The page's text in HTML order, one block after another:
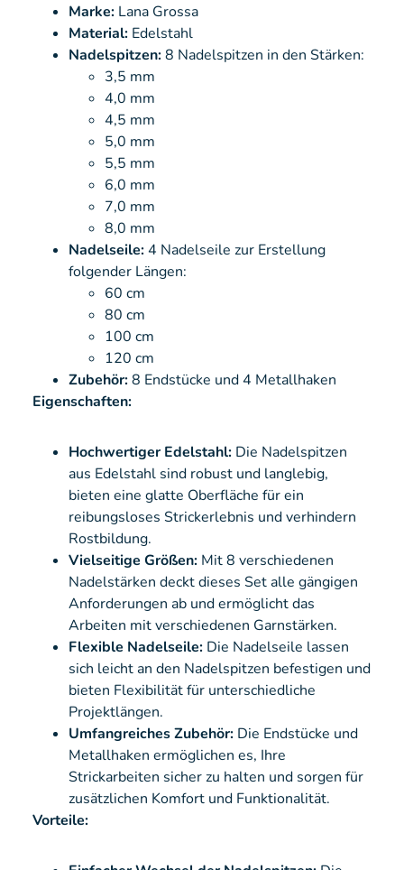
Marke: Lana Grossa
Material: Edelstahl
Nadelspitzen:8 Nadelspitzen in den Stärken:
3,5 mm
4,0 mm
4,5 mm
5,0 mm
5,5 mm
6,0 mm
7,0 mm
8,0 mm
Nadelseile:4 Nadelseile zur Erstellung
folgender Längen:
60 cm
80 cm
100 cm
120 cm
Zubehör:8 Endstücke und 4 Metallhaken
Eigenschaften:
Hochwertiger Edelstahl: Die Nadelspitzen
aus Edelstahl sind robust und langlebig,
bieten eine glatte Oberfläche für ein
reibungsloses Strickerlebnis und verhindern
Rostbildung.
Vielseitige Größen: Mit 8 verschiedenen
Nadelstärken deckt dieses Set alle gängigen
Anforderungen ab und ermöglicht das
Arbeiten mit verschiedenen Garnstärken.
Flexible Nadelseile: Die Nadelseile lassen
sich leicht an den Nadelspitzen befestigen und
bieten Flexibilität für unterschiedliche
Projektlängen.
Umfangreiches Zubehör: Die Endstücke und
Metallhaken ermöglichen es, Ihre
Strickarbeiten sicher zu halten und sorgen für
zusätzlichen Komfort und Funktionalität.
Vorteile: